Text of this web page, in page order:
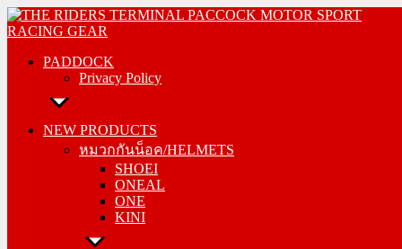
Skip
to
PADDOCK
Privacy Policy
NEW PRODUCTS
หมวกกันน็อค/HELMETS
SHOEI
ONEAL
ONE
KINI
PADDOCK
NEW PRODUCTS
SHOEI
ONEAL
ONE
KINI
เสื้อ/JACKETS